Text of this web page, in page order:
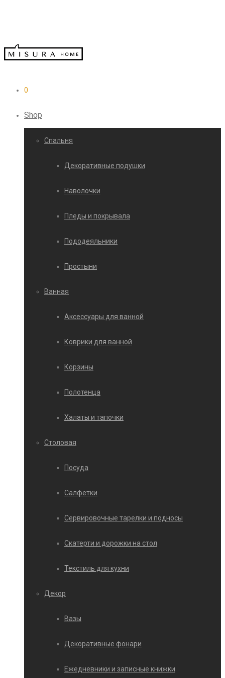
0
Shop
Cпальня
Декоративные подушки
Наволочки
Пледы и покрывала
Пододеяльники
Простыни
Ванная
Аксессуары для ванной
Коврики для ванной
Корзины
Полотенца
Халаты и тапочки
Столовая
Посуда
Салфетки
Сервировочные тарелки и подносы
Скатерти и дорожки на стол
Текстиль для кухни
Декор
Вазы
Декоративные фонари
Ежедневники и записные книжки